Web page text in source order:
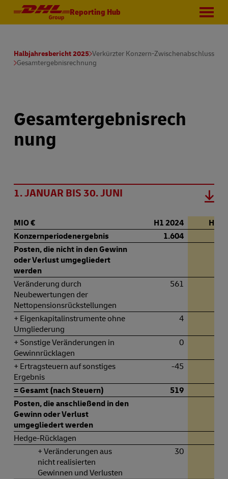
Reporting Hub
Halbjahresbericht 2025 Verkürzter Konzern-Zwischenabschluss
Gesamtergebnisrechnung
Gesamtergebnisrech
nung
1. JANUAR BIS 30. JUNI
MIO € H1 2024
H1
Konzernperiodenergebnis
1.604
Posten, die nicht in den Gewinn
oder Verlust umgegliedert
werden
Veränderung durch
Neubewertungen der
Nettopensionsrückstellungen
561
+ Eigenkapitalinstrumente ohne
Umgliederung
4
+ Sonstige Veränderungen in
Gewinnrücklagen
0
+ Ertragsteuern auf sonstiges
Ergebnis
-45
= Gesamt (nach Steuern) 519
Posten, die anschließend in den
Gewinn oder Verlust
umgegliedert werden
Hedge-Rücklagen
+ Veränderungen aus
nicht realisierten
Gewinnen und Verlusten
30